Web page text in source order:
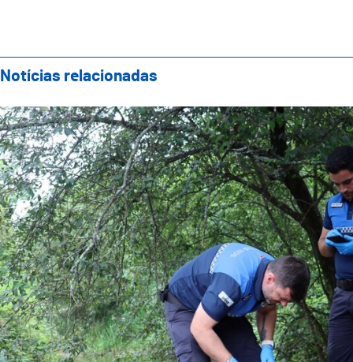
Notícias relacionadas
Guarda-rios da Vitrus registam 150 ocorrências em